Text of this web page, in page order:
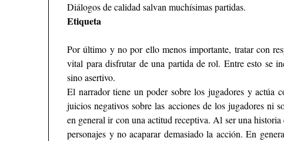
Diálogos de calidad salvan muchísimas partidas.
Etiqueta
Por último y no por ello menos importante, tratar con
vital para disfrutar de una partida de rol. Entre esto se
sino asertivo.
El narrador tiene un poder sobre los jugadores y actúa
juicios negativos sobre las acciones de los jugadores ni
en general ir con una actitud receptiva. Al ser una
personajes y no acaparar demasiado la acción. En